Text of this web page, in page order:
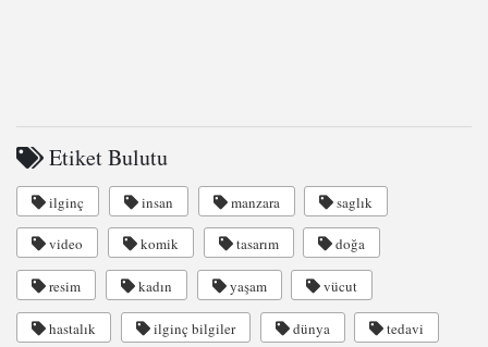
Etiket Bulutu
ilginç insan manzara saglık
video komik tasarım doğa
resim kadın yaşam vücut
hastalık ilginç bilgiler dünya tedavi